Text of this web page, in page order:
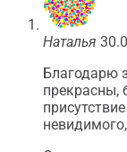
Наталья
Благодарю
прекрасны,